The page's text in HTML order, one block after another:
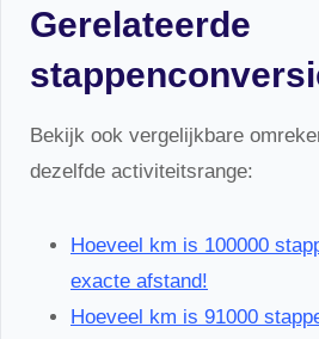
Gerelateerde
Bekijk ook vergelijkbare
dezelfde activiteitsrange:
Hoeveel km is 100000
exacte afstand!
Hoeveel km is 91000